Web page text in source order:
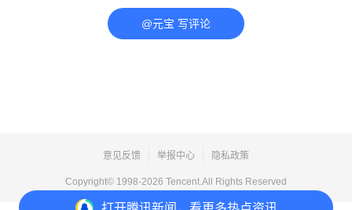
@元宝 写评论
意见反馈 举报中心 隐私政策
Copyright© 1998-2026 Tencent.All Rights Reserved